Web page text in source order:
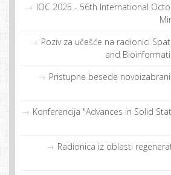
IOC 2025 - 56th International
Poziv za učešće na radionici
and
Pristupne besede
Konferencija "Advances in Solid
Radionica iz oblasti